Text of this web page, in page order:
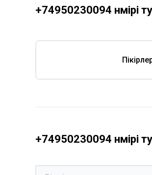
+74950230094 нөмірі
+74950230094 нөмірі